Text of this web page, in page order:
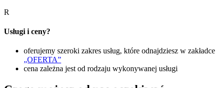
R
Usługi i ceny?
oferujemy szeroki zakres usług, które odnajdziesz w zakładce
„OFERTA”
cena zależna jest od rodzaju wykonywanej usługi